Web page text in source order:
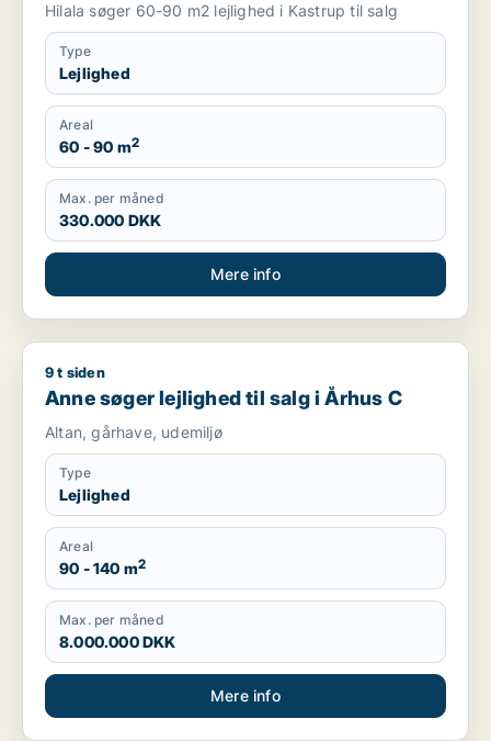
Hilala søger 60-90 m2 lejlighed i Kastrup til salg
Type
Lejlighed
Areal
60 - 90 m2
Max. per måned
330.000 DKK
Mere info
Anne søger lejlighed til salg i Århus C
9 t siden
Anne søger lejlighed til salg i Århus C
Altan, gårhave, udemiljø
Type
Lejlighed
Areal
90 - 140 m2
Max. per måned
8.000.000 DKK
Mere info